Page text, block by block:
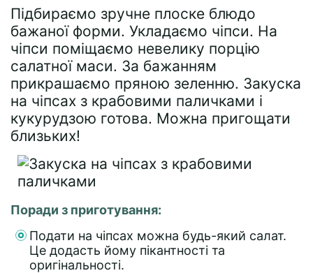
Підбираємо зручне плоске блюдо
бажаної форми. Укладаємо чіпси. На
чіпси поміщаємо невелику порцію
салатної маси. За бажанням
прикрашаємо пряною зеленню. Закуска
на чіпсах з крабовими паличками і
кукурудзою готова. Можна пригощати
близьких!
Поради з приготування:
Подати на чіпсах можна будь-який салат.
Це додасть йому пікантності та
оригінальності.